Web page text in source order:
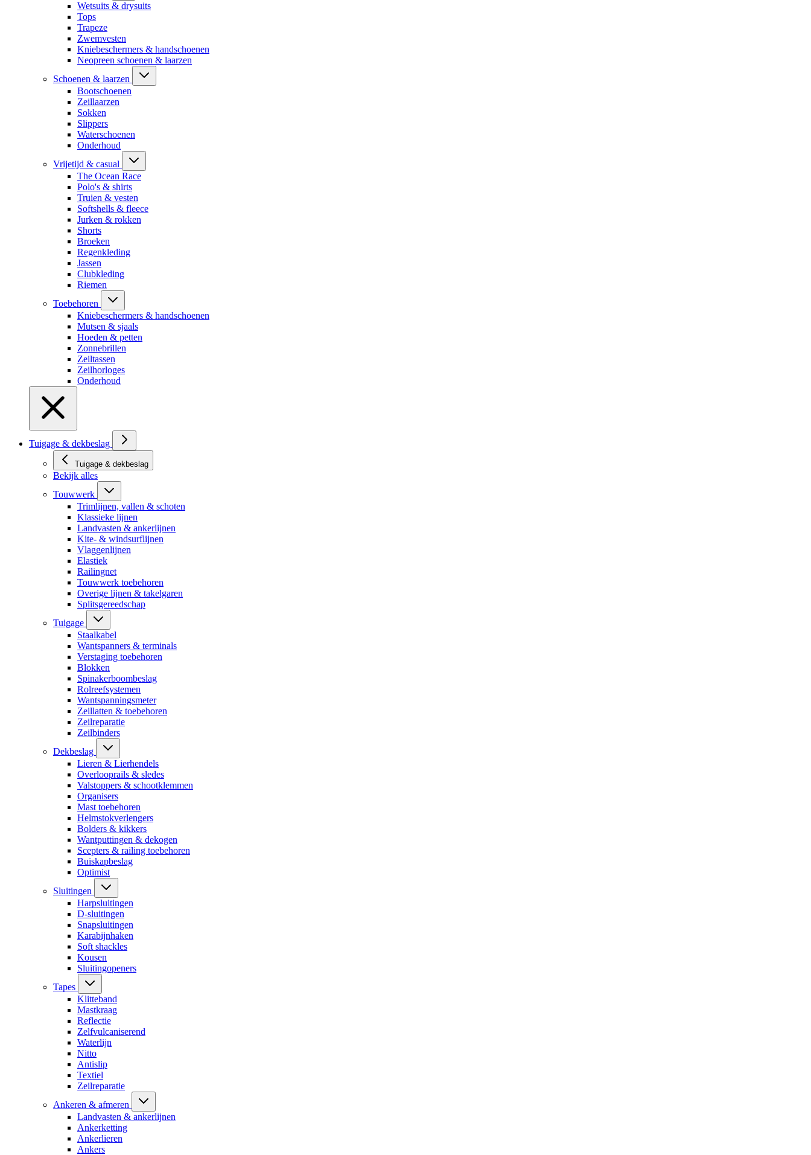
Wetsuits & drysuits
Tops
Trapeze
Zwemvesten
Kniebeschermers & handschoenen
Neopreen schoenen & laarzen
Schoenen & laarzen
Bootschoenen
Zeillaarzen
Sokken
Slippers
Waterschoenen
Onderhoud
Vrijetijd & casual
The Ocean Race
Polo's & shirts
Truien & vesten
Softshells & fleece
Jurken & rokken
Shorts
Broeken
Regenkleding
Jassen
Clubkleding
Riemen
Toebehoren
Kniebeschermers & handschoenen
Mutsen & sjaals
Hoeden & petten
Zonnebrillen
Zeiltassen
Zeilhorloges
Onderhoud
Tuigage & dekbeslag
Tuigage & dekbeslag
Bekijk alles
Touwwerk
Trimlijnen, vallen & schoten
Klassieke lijnen
Landvasten & ankerlijnen
Kite- & windsurflijnen
Vlaggenlijnen
Elastiek
Railingnet
Touwwerk toebehoren
Overige lijnen & takelgaren
Splitsgereedschap
Tuigage
Staalkabel
Wantspanners & terminals
Verstaging toebehoren
Blokken
Spinakerboombeslag
Rolreefsystemen
Wantspanningsmeter
Zeillatten & toebehoren
Zeilreparatie
Zeilbinders
Dekbeslag
Lieren & Lierhendels
Overlooprails & sledes
Valstoppers & schootklemmen
Organisers
Mast toebehoren
Helmstokverlengers
Bolders & kikkers
Wantputtingen & dekogen
Scepters & railing toebehoren
Buiskapbeslag
Optimist
Sluitingen
Harpsluitingen
D-sluitingen
Snapsluitingen
Karabijnhaken
Soft shackles
Kousen
Sluitingopeners
Tapes
Klitteband
Mastkraag
Reflectie
Zelfvulcaniserend
Waterlijn
Nitto
Antislip
Textiel
Zeilreparatie
Ankeren & afmeren
Landvasten & ankerlijnen
Ankerketting
Ankerlieren
Ankers